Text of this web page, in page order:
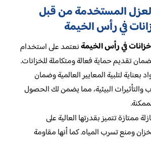
المستخدمة من قبل
في رأس الخيمة
في رأس الخيمةنعتمد على استخدام
تقديم حماية فعالة ومتكاملة للخزانات.
بعناية لتلبية المعايير العالمية وضمان
والتأثيرات البيئية، مما يضمن لك الحصول
ممتازة تتميز بقدرتها العالية على
ومنع تسرب المياه. كما أنها مقاومة